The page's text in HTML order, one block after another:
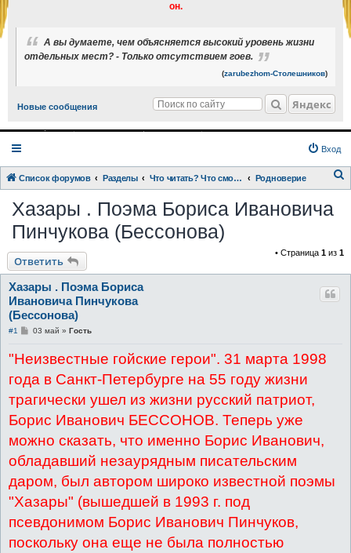
он.
А вы думаете, чем объясняется высокий уровень жизни
отдельных мест? - Только отсутствием гоев.
(zarubezhom-Столешников)
Новые сообщения Яндекс
Вход
Список форумов Разделы Что читать? Что смотреть? Книги и фильмы в кратком изложении Родноверие
Хазары . Поэма Бориса Ивановича
Пинчукова (Бессонова)
Ответить
• Страница 1 из 1
Хазары . Поэма Бориса
Ивановича Пинчукова
(Бессонова)
#1
С
б
е
н
и
е
03 май » Гость
"Неизвестные гойские герои". 31 марта 1998
года в Санкт-Петербурге на 55 году жизни
трагически ушел из жизни русский патриот,
Борис Иванович БЕССОНОВ. Теперь уже
можно сказать, что именно Борис Иванович,
обладавший незаурядным писательским
даром, был автором широко известной поэмы
"Хазары" (вышедшей в 1993 г. под
псевдонимом Борис Иванович Пинчуков,
поскольку она еще не была полностью